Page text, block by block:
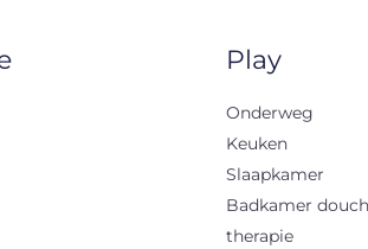
Play
Onderweg
Keuken
Slaapkamer
Badkamer
therapie